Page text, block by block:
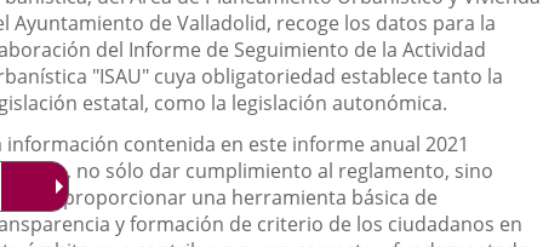
aplicación
externa.
aplicación
externa.
Ayuntamiento de Valladolid, recoge los datos para la
del Informe de Seguimiento de la Actividad
"ISAU" cuya obligatoriedad establece tanto la
estatal, como la legislación autonómica.
información contenida en este informe anual 2021
no sólo dar cumplimiento al reglamento, sino
proporcionar una herramienta básica de
y formación de criterio de los ciudadanos en